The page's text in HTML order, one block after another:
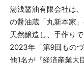
湯浅醤油有限会社は
の醤油蔵「丸新本家
天然醸造し、手作り
2023年「第9回もの
他1名が『経済産業大